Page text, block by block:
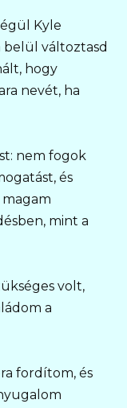
Kyle
változtasd
hogy
nevét, ha
nem fogok
és
mint a
volt,
a
fordítom, és